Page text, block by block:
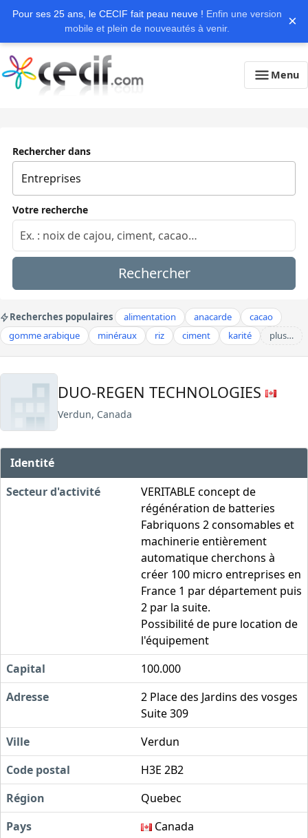
Pour ses 25 ans, le CECIF fait peau neuve ! Enfin une version
mobile et plein de nouveautés à venir.
×
Menu
Rechercher dans
Votre recherche
Rechercher
Recherches populaires alimentation anacarde
cacao
gomme arabique
minéraux riz ciment karité plus…
DUO-REGEN TECHNOLOGIES
Verdun, Canada
Identité
Secteur d'activité
VERITABLE concept de
régénération de batteries
Fabriquons 2 consomables et
machinerie entièrement
automatique cherchons à
créer 100 micro entreprises en
France 1 par département puis
2 par la suite.
Possibilité de pure location de
l'équipement
Capital
100.000
Adresse
2 Place des Jardins des vosges
Suite 309
Ville
Verdun
Code postal
H3E 2B2
Région
Quebec
Pays
Canada